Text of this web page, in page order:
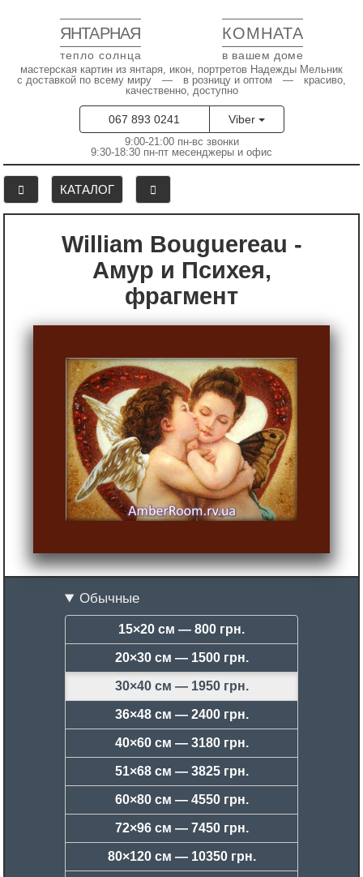
ЯНТАРНАЯ КОМНАТА
тепло солнца в вашем доме
мастерская картин из янтаря, икон, портретов Надежды Мельник
с доставкой по всему миру — в розницу и оптом — красиво,
качественно, доступно
067 893 0241 Viber
9:00-21:00 пн-вс звонки
9:30-18:30 пн-пт месенджеры и офис
КАТАЛОГ
William Bouguereau -
Амур и Психея,
фрагмент
Обычные
15×20 см — 800 грн.
20×30 см — 1500 грн.
30×40 см — 1950 грн.
36×48 см — 2400 грн.
40×60 см — 3180 грн.
51×68 см — 3825 грн.
60×80 см — 4550 грн.
72×96 см — 7450 грн.
80×120 см — 10350 грн.